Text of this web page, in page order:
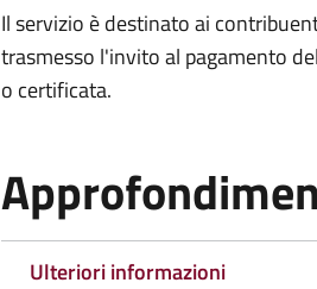
Il servizio è destinato ai
trasmesso l'invito al pagamento
o certificata.
Ulteriori informazioni